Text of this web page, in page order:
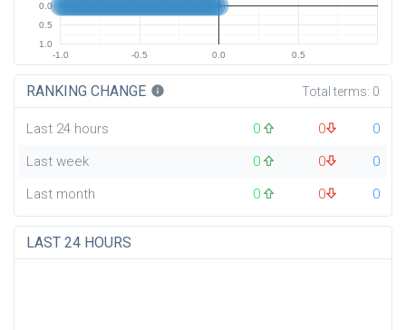
-1.0 -0.5 0.0 0.5
0.0
0.5
1.0
RANKING CHANGE info Total terms: 0
Last 24 hours 0 0
0
Last week
0 0
0
Last month
0 0 0
LAST 24 HOURS